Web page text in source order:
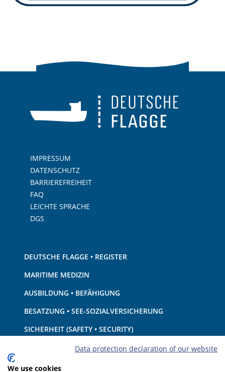
IMPRESSUM
DATENSCHUTZ
BARRIEREFREIHEIT
FAQ
LEICHTE SPRACHE
DGS
DEUTSCHE FLAGGE • REGISTER
MARITIME MEDIZIN
AUSBILDUNG • BEFÄHIGUNG
BESATZUNG • SEE-SOZIALVERSICHERUNG
SICHERHEIT (SAFETY • SECURITY)
SCHIFF • AUSRÜSTUNG
UMWELTSCHUTZ • KLIMA
Data protection declaration of our website
We use cookies